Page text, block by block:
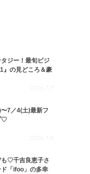
タジー！最旬ビジ
』の見どころ＆豪
2026.7.7
7／4(土)最新フ
♡
2026.7.8
も♡千吉良恵子さ
「ifoo」の多幸